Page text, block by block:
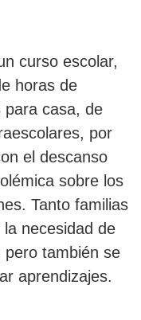
curso escolar,
horas de
para casa, de
por
el descanso
sobre los
Tanto familias
necesidad de
pero también se
aprendizajes.